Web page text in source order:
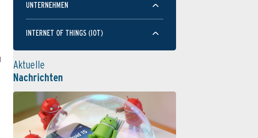
UNTERNEHMEN
INTERNET OF THINGS (IOT)
Aktuelle
Nachrichten